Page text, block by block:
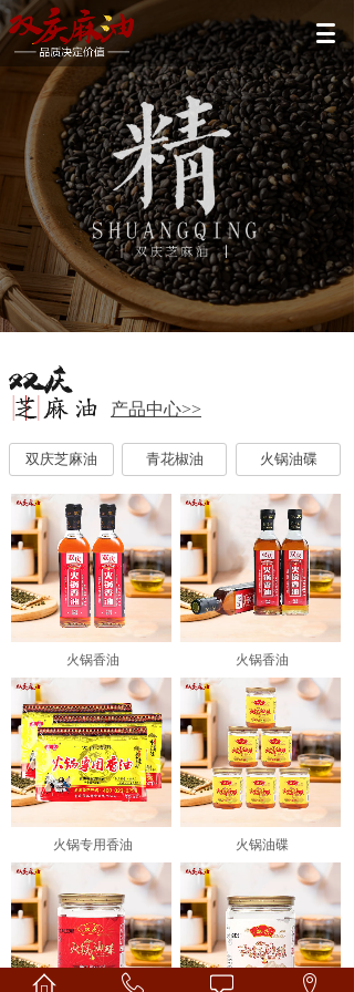
产品中心>>
双庆芝麻油 火锅油碟
青花椒油
火锅香油 火锅香油
火锅专用香油 火锅油碟